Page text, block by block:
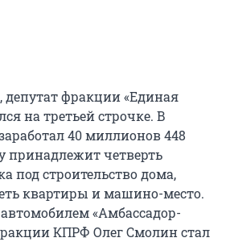
фракции «Единая
на третьей строчке. В
40 миллионов 448
принадлежит четверть
под строительство дома,
квартиры и машино-место.
«Амбассадор-
КПРФ Олег Смолин стал